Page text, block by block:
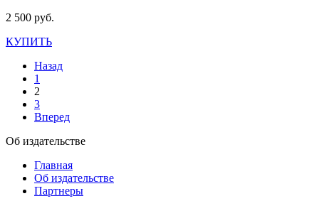
2 500 руб.
КУПИТЬ
Назад
1
2
3
Вперед
Об издательстве
Главная
Об издательстве
Партнеры